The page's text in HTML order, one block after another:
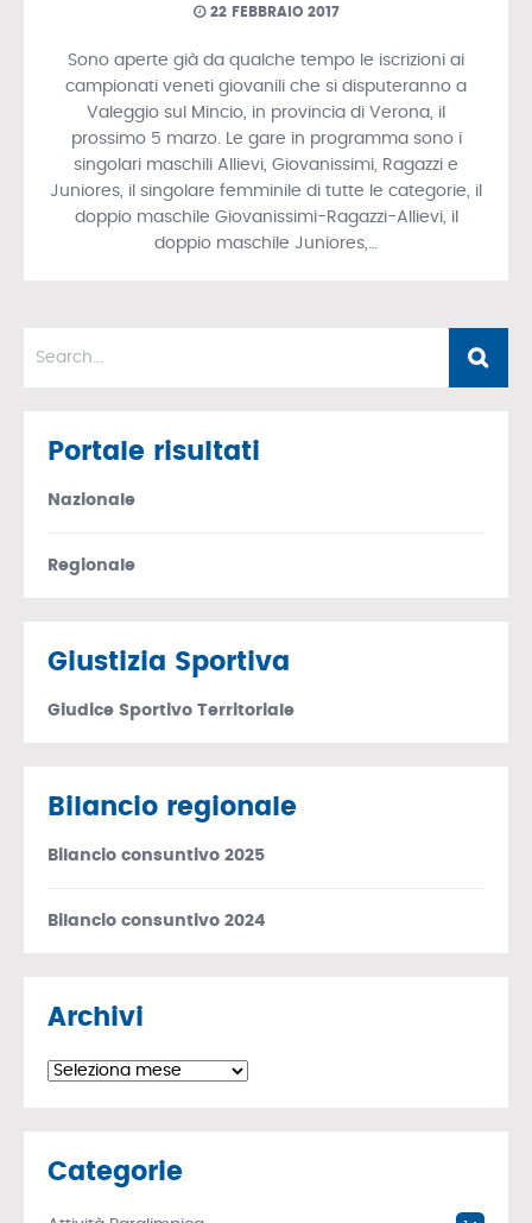
22 FEBBRAIO 2017
Sono aperte già da qualche tempo le iscrizioni ai
campionati veneti giovanili che si disputeranno a
Valeggio sul Mincio, in provincia di Verona, il
prossimo 5 marzo. Le gare in programma sono i
singolari maschili Allievi, Giovanissimi, Ragazzi e
Juniores, il singolare femminile di tutte le categorie, il
doppio maschile Giovanissimi-Ragazzi-Allievi, il
doppio maschile Juniores,…
Portale risultati
Nazionale
Regionale
Giustizia Sportiva
Giudice Sportivo Territoriale
Bilancio regionale
Bilancio consuntivo 2025
Bilancio consuntivo 2024
Archivi
Archivi
Categorie